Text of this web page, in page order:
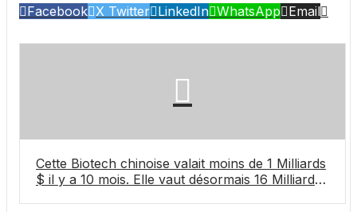
Facebook X Twitter LinkedIn WhatsApp Email
Cette Biotech chinoise valait moins de 1 Milliards
$ il y a 10 mois. Elle vaut désormais 16 Milliards